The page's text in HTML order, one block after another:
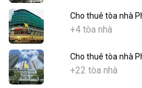
Cho thuê tòa nhà
+4 tòa nhà
Cho thuê tòa nhà
+22 tòa nhà